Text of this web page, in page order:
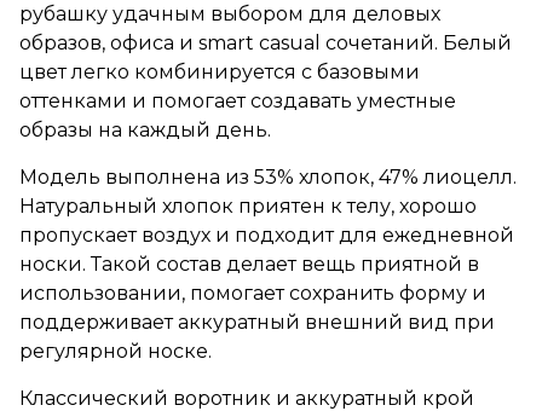
рубашку удачным выбором для деловых
образов, офиса и smart casual сочетаний. Белый
цвет легко комбинируется с базовыми
оттенками и помогает создавать уместные
образы на каждый день.
Модель выполнена из 53% хлопок, 47% лиоцелл.
Натуральный хлопок приятен к телу, хорошо
пропускает воздух и подходит для ежедневной
носки. Такой состав делает вещь приятной в
использовании, помогает сохранить форму и
поддерживает аккуратный внешний вид при
регулярной носке.
Классический воротник и аккуратный крой